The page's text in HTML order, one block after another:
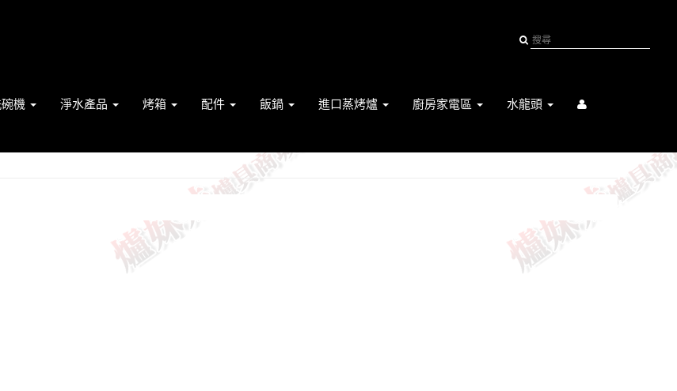
機 淨水產品 烤箱 配件 飯鍋 進口蒸烤爐 廚房家電區 水龍頭